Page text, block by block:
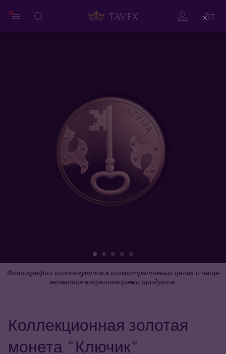
Фотографии используются в иллюстративных целях и чаще
являются визуализациями продукта.
Коллекционная золотая
монета "Ключик"
Close